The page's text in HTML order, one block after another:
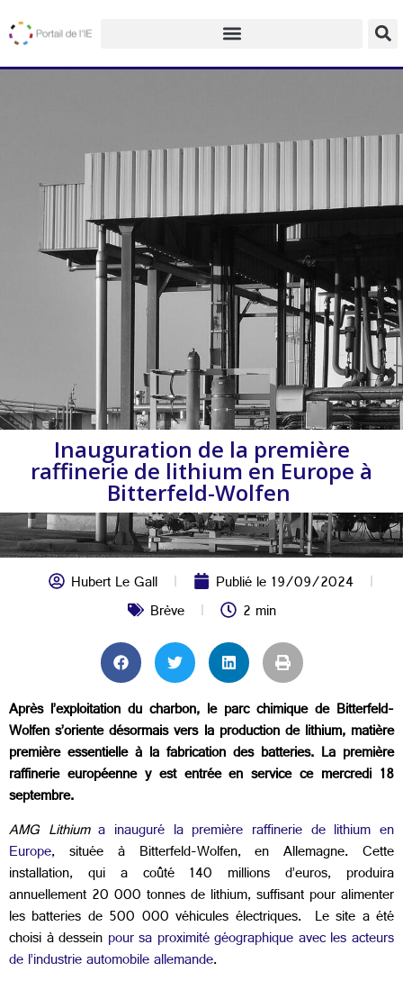
Inauguration de la première
raffinerie de lithium en Europe à
Bitterfeld-Wolfen
Hubert Le Gall Publié le19/09/2024
Brève
2 min
Après l’exploitation du charbon, le parc chimique de Bitterfeld-
Wolfen s’oriente désormais vers la production de lithium, matière
première essentielle à la fabrication des batteries. La première
raffinerie européenne y est entrée en service ce mercredi 18
septembre.
AMG Lithium a inauguré la première raffinerie de lithium en
Europe, située à Bitterfeld-Wolfen, en Allemagne. Cette
installation, qui a coûté 140 millions d’euros, produira
annuellement 20 000 tonnes de lithium, suffisant pour alimenter
les batteries de 500 000 véhicules électriques. Le site a été
choisi à dessein pour sa proximité géographique avec les acteurs
de l’industrie automobile allemande.